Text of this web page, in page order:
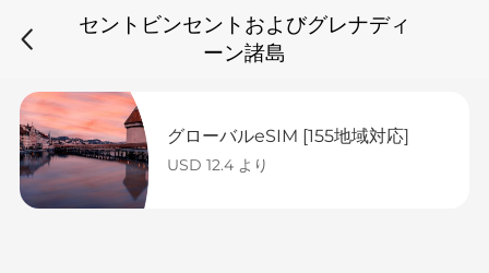
セントビンセントおよびグレナディ
ーン諸島
グローバルeSIM [155地域対応]
USD 12.4 より